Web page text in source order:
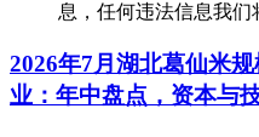
息，任何违法信息我们
2026年7月湖北葛仙米
业：年中盘点，资本与